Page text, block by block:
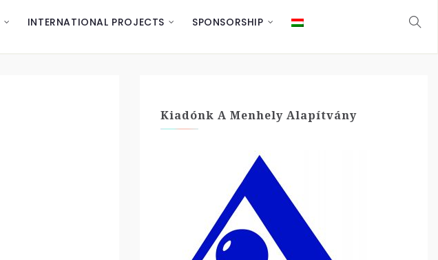
INTERNATIONAL PROJECTS SPONSORSHIP
Kiadónk A Menhely Alapítvány